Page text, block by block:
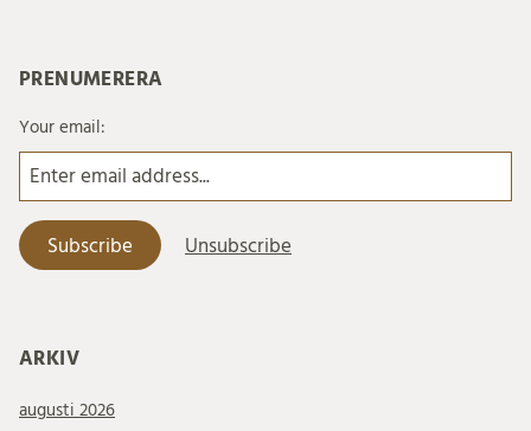
PRENUMERERA
Your email:
ARKIV
augusti 2026